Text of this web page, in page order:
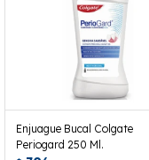
Enjuague Bucal Colgate
Periogard 250 Ml.